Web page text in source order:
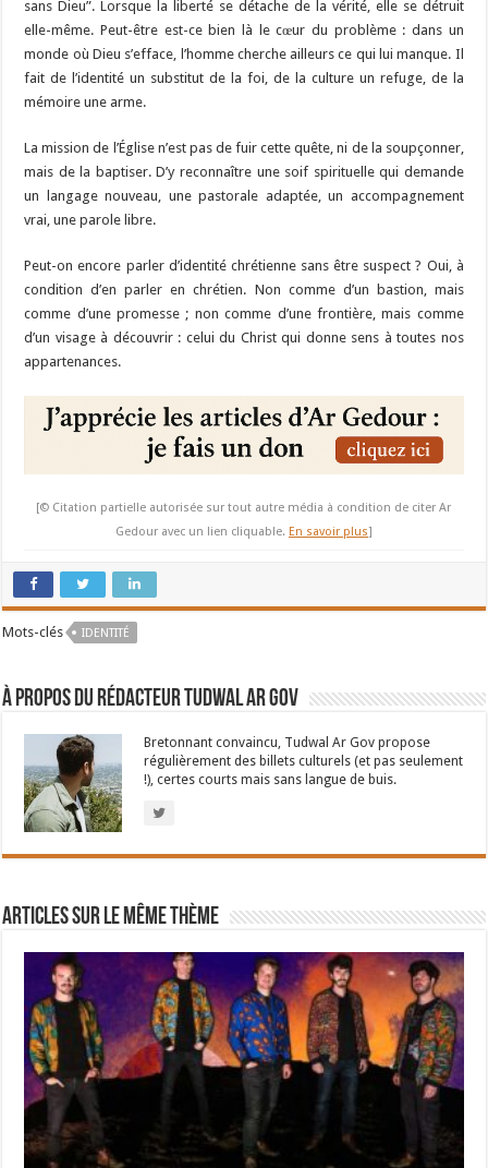
sans Dieu”. Lorsque la liberté se détache de la vérité, elle se détruit
elle-même. Peut-être est-ce bien là le cœur du problème : dans un
monde où Dieu s’efface, l’homme cherche ailleurs ce qui lui manque. Il
fait de l’identité un substitut de la foi, de la culture un refuge, de la
mémoire une arme.
La mission de l’Église n’est pas de fuir cette quête, ni de la soupçonner,
mais de la baptiser. D’y reconnaître une soif spirituelle qui demande
un langage nouveau, une pastorale adaptée, un accompagnement
vrai, une parole libre.
Peut-on encore parler d’identité chrétienne sans être suspect ? Oui, à
condition d’en parler en chrétien. Non comme d’un bastion, mais
comme d’une promesse ; non comme d’une frontière, mais comme
d’un visage à découvrir : celui du Christ qui donne sens à toutes nos
appartenances.
[© Citation partielle autorisée sur tout autre média à condition de citer Ar
Gedour avec un lien cliquable. En savoir plus]
Mots-clés IDENTITÉ
À propos du rédacteur Tudwal Ar Gov
Bretonnant convaincu, Tudwal Ar Gov propose
régulièrement des billets culturels (et pas seulement
!), certes courts mais sans langue de buis.
Articles sur le même thème